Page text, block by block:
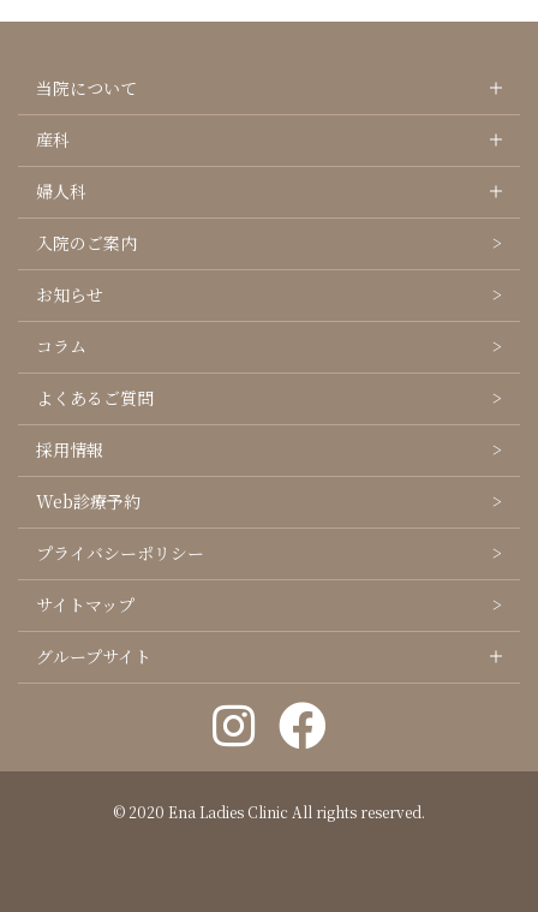
当院について
産科
婦人科
入院のご案内
お知らせ
コラム
よくあるご質問
採用情報
Web診療予約
プライバシーポリシー
サイトマップ
グループサイト
© 2020 Ena Ladies Clinic All rights reserved.